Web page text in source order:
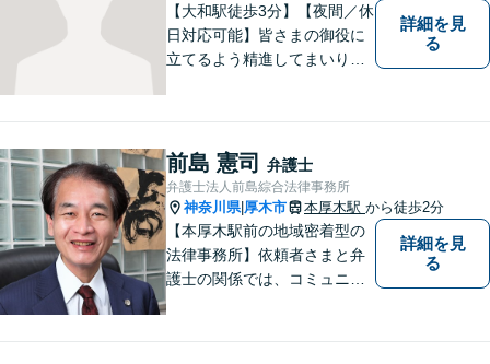
【大和駅徒歩3分】【夜間／休
日対応可能】皆さまの御役に
立てるよう精進してまいりま
域に根ざした弁護士】法律ト
ラブルでお悩みの方は、お気
軽にご相談ください。
詳細を見
る
前島 憲司 弁護士
弁護士法人前島綜合法律事務所
神奈川県| 厚木市 本厚木駅 から徒歩2分
【本厚木駅前の地域密着型の
法律事務所】依頼者さまと弁
護士の関係では、コミュニケ
詳細を見
る